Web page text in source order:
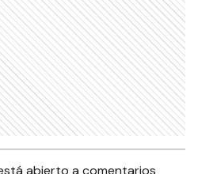
abierto a comentarios